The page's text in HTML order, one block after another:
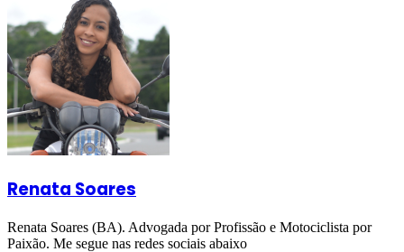
Renata Soares
Renata Soares (BA). Advogada por Profissão e Motociclista por
Paixão. Me segue nas redes sociais abaixo